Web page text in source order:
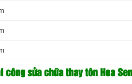
công sửa chữa thay tôn Hoa